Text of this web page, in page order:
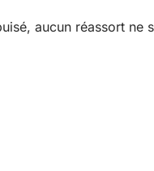
aucun réassort ne